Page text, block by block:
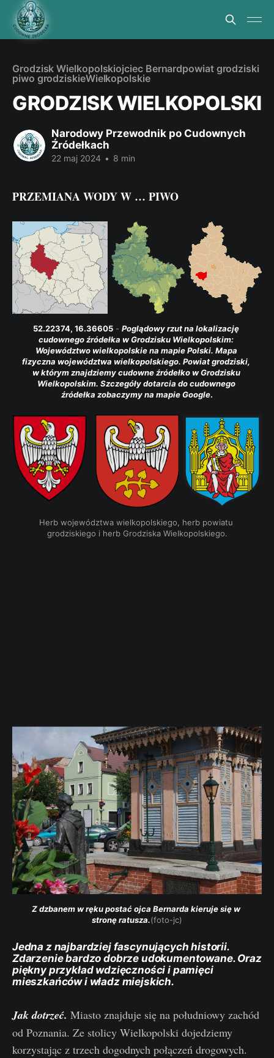
Grodzisk Wielkopolskiojciec Bernardpowiat grodziski
piwo grodziskieWielkopolskie
GRODZISK WIELKOPOLSKI
Narodowy Przewodnik po Cudownych
Źródełkach
22 maj 2024 • 8 min
PRZEMIANA WODY W … PIWO
52.22374, 16.36605 - Poglądowy rzut na lokalizację
cudownego źródełka w Grodzisku Wielkopolskim:
Województwo wielkopolskie na mapie Polski. Mapa
fizyczna województwa wielkopolskiego. Powiat grodziski,
w którym znajdziemy cudowne źródełko w Grodzisku
Wielkopolskim. Szczegóły dotarcia do cudownego
źródełka zobaczymy na mapie Google.
Herb województwa wielkopolskiego, herb powiatu
grodziskiego i herb Grodziska Wielkopolskiego.
Z dzbanem w ręku postać ojca Bernarda kieruje się w
stronę ratusza.(foto-jc)
Jedna z najbardziej fascynujących historii.
Zdarzenie bardzo dobrze udokumentowane. Oraz
piękny przykład wdzięczności i pamięci
mieszkańców i władz miejskich.
Jak dotrzeć. Miasto znajduje się na południowy zachód
od Poznania. Ze stolicy Wielkopolski dojedziemy
korzystając z trzech dogodnych połączeń drogowych.